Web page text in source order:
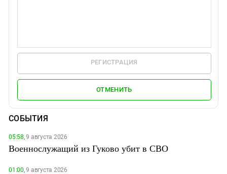
РЕГИСТРАЦИЯ
ОТМЕНИТЬ
СОБЫТИЯ
05:58,9 августа 2026
Военнослужащий из Гуково убит в СВО
01:00,9 августа 2026